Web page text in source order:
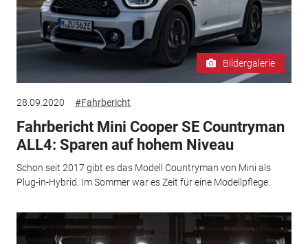
Bildergalerie
28.09.2020 #Fahrbericht
Fahrbericht Mini Cooper SE Countryman
ALL4: Sparen auf hohem Niveau
Schon seit 2017 gibt es das Modell Countryman von Mini als
Plug-in-Hybrid. Im Sommer war es Zeit für eine Modellpflege.